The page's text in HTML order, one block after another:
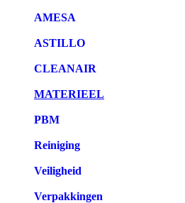
AMESA
ASTILLO
CLEANAIR
MATERIEEL
PBM
Reiniging
Veiligheid
Verpakkingen